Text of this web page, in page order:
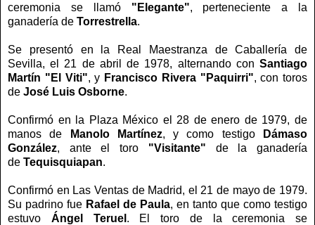
ceremonia se llamó "Elegante", perteneciente a la
ganadería de Torrestrella.
Se presentó en la Real Maestranza de Caballería de
Sevilla, el 21 de abril de 1978, alternando con Santiago
Martín "El Viti", y Francisco Rivera "Paquirri", con toros
de José Luis Osborne.
Confirmó en la Plaza México el 28 de enero de 1979, de
manos de
Manolo Martínez, y como testigo
Dámaso
González, ante el toro "Visitante" de la ganadería
de Tequisquiapan.
Confirmó en Las Ventas de Madrid, el 21 de mayo de 1979.
Su padrino fue Rafael de Paula, en tanto que como testigo
estuvo Ángel Teruel . El toro de la ceremonia se